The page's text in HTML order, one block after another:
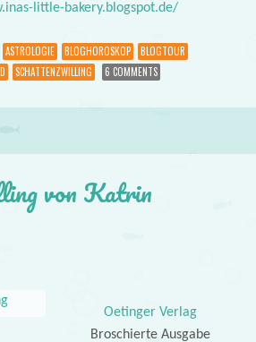
little-bakery.blogspot.de/
ASTROLOGIE BLOGHOROSKOP
BLOGTOUR
SCHATTENZWILLING 6 COMMENTS
von Katrin
Oetinger Verlag
Broschierte Ausgabe